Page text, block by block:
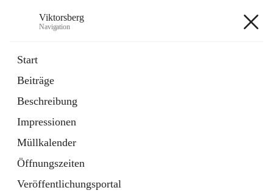
Viktorsberg
Navigation
Start
Beiträge
Beschreibung
Impressionen
Müllkalender
Öffnungszeiten
Veröffentlichungsportal
1 Schnellzugriff
Bürgerservice
10 Schnellzugriffe